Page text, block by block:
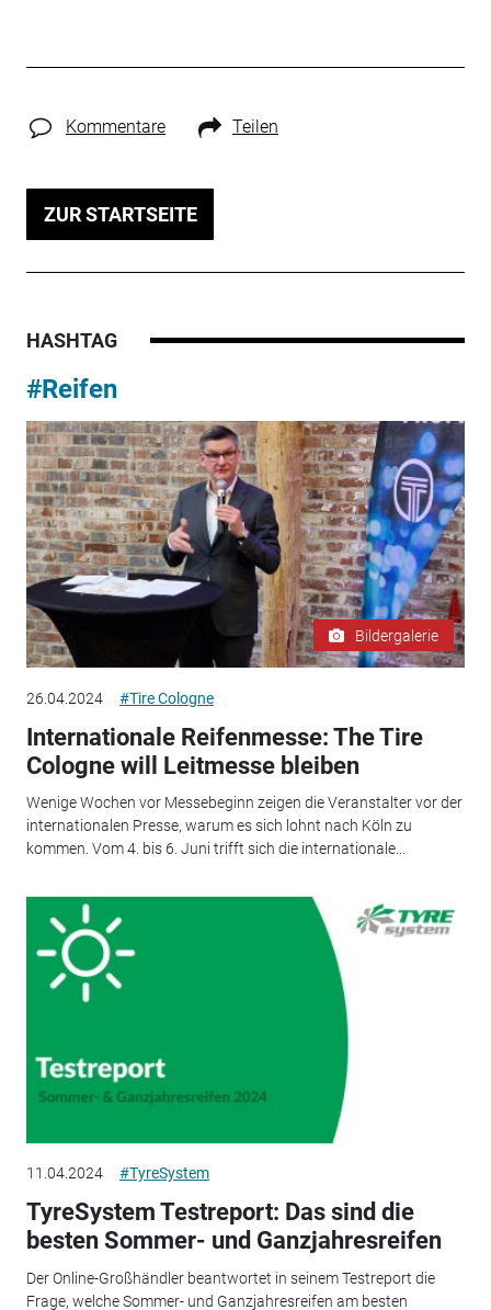
Kommentare Teilen
ZUR STARTSEITE
HASHTAG
#Reifen
Bildergalerie
26.04.2024 #Tire Cologne
Internationale Reifenmesse: The Tire
Cologne will Leitmesse bleiben
Wenige Wochen vor Messebeginn zeigen die Veranstalter vor der
internationalen Presse, warum es sich lohnt nach Köln zu
kommen. Vom 4. bis 6. Juni trifft sich die internationale...
11.04.2024 #TyreSystem
TyreSystem Testreport: Das sind die
besten Sommer- und Ganzjahresreifen
Der Online-Großhändler beantwortet in seinem Testreport die
Frage, welche Sommer- und Ganzjahresreifen am besten